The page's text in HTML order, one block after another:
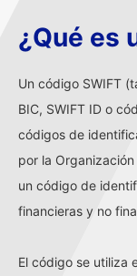
¿Qué es
Un código SWIFT
BIC, SWIFT ID o
códigos de
por la
un código de
financieras y no
El código se utiliza